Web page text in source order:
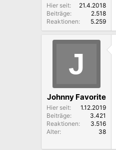
Hier seit
21.4.2018
Beiträge
2.518
Reaktionen
5.259
J
Johnny Favorite
Hier seit
1.12.2019
Beiträge
3.421
Reaktionen
3.516
Alter
38